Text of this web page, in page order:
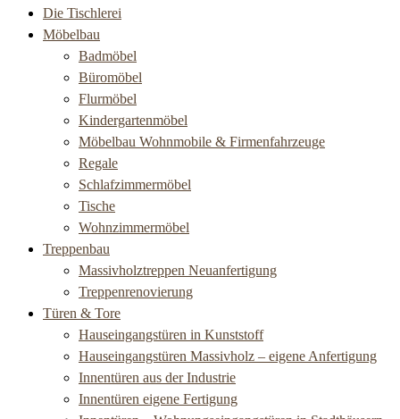
Die Tischlerei
Möbelbau
Badmöbel
Büromöbel
Flurmöbel
Kindergartenmöbel
Möbelbau Wohnmobile & Firmenfahrzeuge
Regale
Schlafzimmermöbel
Tische
Wohnzimmermöbel
Treppenbau
Massivholztreppen Neuanfertigung
Treppenrenovierung
Türen & Tore
Hauseingangstüren in Kunststoff
Hauseingangstüren Massivholz – eigene Anfertigung
Innentüren aus der Industrie
Innentüren eigene Fertigung